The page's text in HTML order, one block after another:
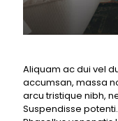
Aliquam ac dui vel
accumsan, massa
arcu tristique nibh,
Suspendisse